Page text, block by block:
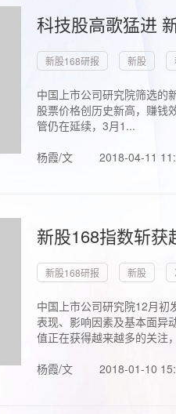
科技股高歌猛进
新股168研报 新股
中国上市公司研究院筛选的
股票价格创历史新高，赚钱
管仍在延续，3月1...
杨霞/文
2018-04-11
新股168指数斩
新股168研报 新股
中国上市公司研究院12月初
表现、影响因素及基本面异
值正在获得越来越多的关注
杨霞/文
2018-01-10